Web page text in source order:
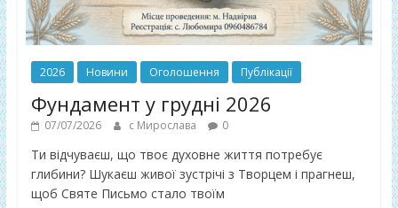
2026 Новини Оголошення Публікації
Фундамент у грудні 2026
07/07/2026 с Мирослава 0
Ти відчуваєш, що твоє духовне життя потребує
глибини? Шукаєш живої зустрічі з Творцем і прагнеш,
щоб Святе Письмо стало твоїм